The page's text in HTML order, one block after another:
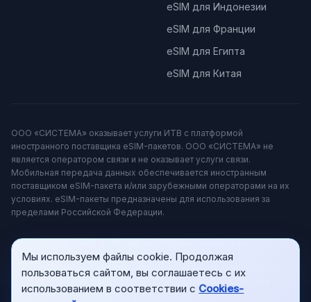
eSIM для Индонезии
eSIM для Франции
eSIM для Египта
eSIM для Китая
ООО «СИСТЕМА» оказывает услуги ИТВ с платформой
иностранного поставщика eSIM-пакетов. ООО «СИСТЕМА» не
является оператором связи и не оказывает услуги связи.
Мобильная передача данных обеспечивается иностранным
поставщиком eSIM-пакета и/или зарубежными операторами на их
условиях. eSIM-пакеты предназначены для использования за
пределами Российской Федерации.
© 2026 eSIM.bar. Все права защищены.
Политика конфиденциальности
Политика возвратов и отмен
Мы используем файлы cookie. Продолжая
пользоваться сайтом, вы соглашаетесь с их
использованием в соответствии с Cookies-